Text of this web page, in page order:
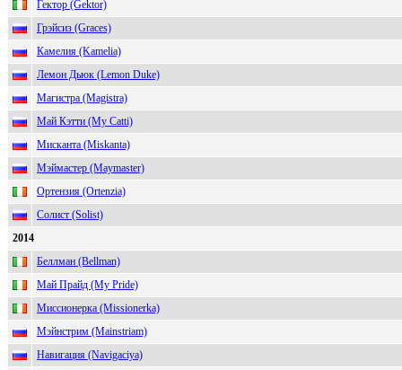
Гектор (Gektor)
Грэйсиз (Graces)
Камелия (Kamelia)
Лемон Дьюк (Lemon Duke)
Магистра (Magistra)
Май Кэтти (My Catti)
Мисканта (Miskanta)
Мэймастер (Maymaster)
Ортензия (Ortenzia)
Солист (Solist)
2014
Беллман (Bellman)
Май Прайд (My Pride)
Миссионерка (Missionerka)
Мэйнстрим (Mainstriam)
Навигация (Navigaciya)